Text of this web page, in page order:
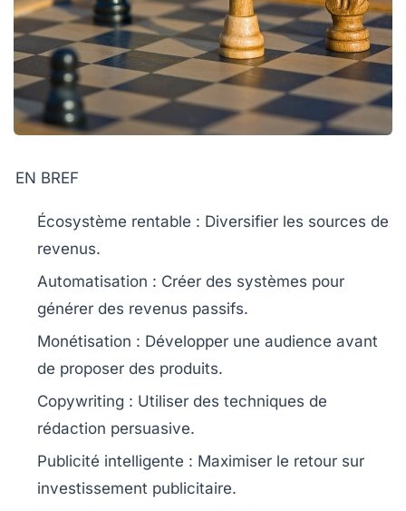
EN BREF
Écosystème rentable : Diversifier les sources de
revenus.
Automatisation : Créer des systèmes pour
générer des revenus passifs.
Monétisation : Développer une audience avant
de proposer des produits.
Copywriting : Utiliser des techniques de
rédaction persuasive.
Publicité intelligente : Maximiser le retour sur
investissement publicitaire.